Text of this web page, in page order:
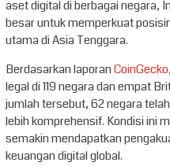
aset digital di berbagai negara,
besar untuk memperkuat
utama di Asia Tenggara.
Berdasarkan laporanCoinGecko
legal di 119 negara dan empat
jumlah tersebut, 62 negara
lebih komprehensif. Kondisi ini
semakin mendapatkan
keuangan digital global.